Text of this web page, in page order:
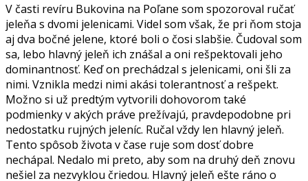
V časti revíru Bukovina na Poľane som spozoroval ručať
jeleňa s dvomi jelenicami. Videl som však, že pri ňom stoja
aj dva bočné jelene, ktoré boli o čosi slabšie. Čudoval som
sa, lebo hlavný jeleň ich znášal a oni rešpektovali jeho
dominantnosť. Keď on prechádzal s jelenicami, oni šli za
nimi. Vznikla medzi nimi akási tolerantnosť a rešpekt.
Možno si už predtým vytvorili dohovorom také
podmienky v akých práve prežívajú, pravdepodobne pri
nedostatku rujných jeleníc. Ručal vždy len hlavný jeleň.
Tento spôsob života v čase ruje som dosť dobre
nechápal. Nedalo mi preto, aby som na druhý deň znovu
nešiel za nezvyklou čriedou. Hlavný jeleň ešte ráno o